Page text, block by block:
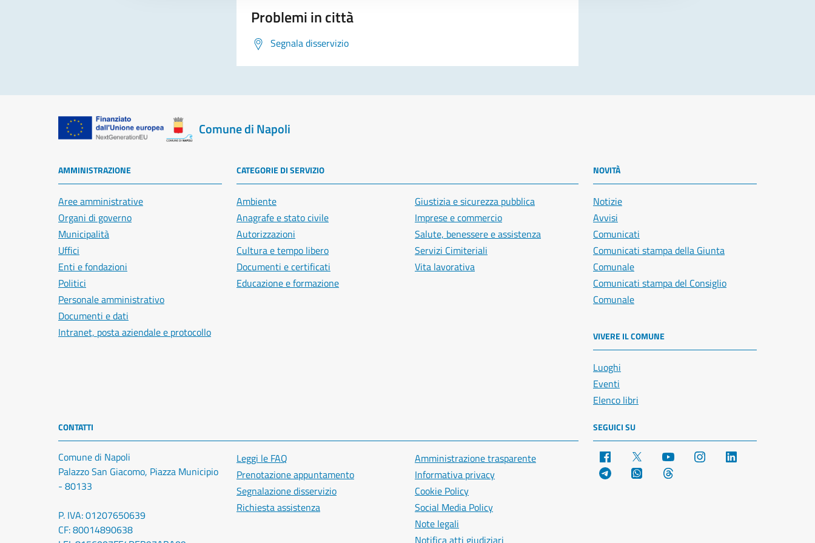
Problemi in città
Segnala disservizio
Comune di Napoli
AMMINISTRAZIONE
Aree amministrative
Organi di governo
Municipalità
Uffici
Enti e fondazioni
Politici
Personale amministrativo
Documenti e dati
Intranet, posta aziendale e protocollo
CATEGORIE DI SERVIZIO
Ambiente
Anagrafe e stato civile
Autorizzazioni
Cultura e tempo libero
Documenti e certificati
Educazione e formazione
Giustizia e sicurezza pubblica
Imprese e commercio
Salute, benessere e assistenza
Servizi Cimiteriali
Vita lavorativa
NOVITÀ
Notizie
Avvisi
Comunicati
Comunicati stampa della Giunta
Comunale
Comunicati stampa del Consiglio
Comunale
VIVERE IL COMUNE
Luoghi
Eventi
Elenco libri
CONTATTI
Comune di Napoli
Palazzo San Giacomo, Piazza Municipio
- 80133
P. IVA: 01207650639
CF: 80014890638
Leggi le FAQ
Prenotazione appuntamento
Segnalazione disservizio
Richiesta assistenza
Amministrazione trasparente
Informativa privacy
Cookie Policy
Social Media Policy
Note legali
SEGUICI SU
Facebook YouTube Instagram
Telegram WhatsApp